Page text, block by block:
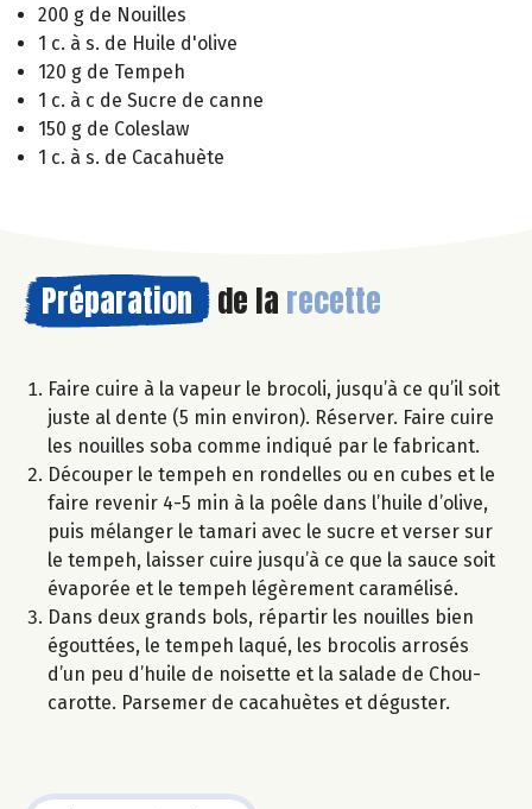
200 g de Nouilles
1 c. à s. de Huile d'olive
120 g de Tempeh
1 c. à c de Sucre de canne
150 g de Coleslaw
1 c. à s. de Cacahuète
Préparation de la recette
Faire cuire à la vapeur le brocoli, jusqu’à ce qu’il soit
juste al dente (5 min environ). Réserver. Faire cuire
les nouilles soba comme indiqué par le fabricant.
Découper le tempeh en rondelles ou en cubes et le
faire revenir 4-5 min à la poêle dans l’huile d’olive,
puis mélanger le tamari avec le sucre et verser sur
le tempeh, laisser cuire jusqu’à ce que la sauce soit
évaporée et le tempeh légèrement caramélisé.
Dans deux grands bols, répartir les nouilles bien
égouttées, le tempeh laqué, les brocolis arrosés
d’un peu d’huile de noisette et la salade de Chou-
carotte. Parsemer de cacahuètes et déguster.